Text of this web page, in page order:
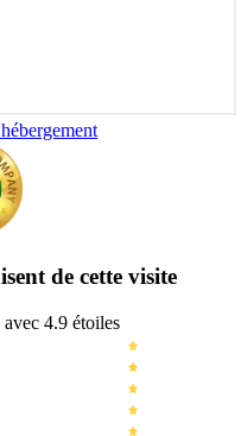
de cette visite
4.9 étoiles